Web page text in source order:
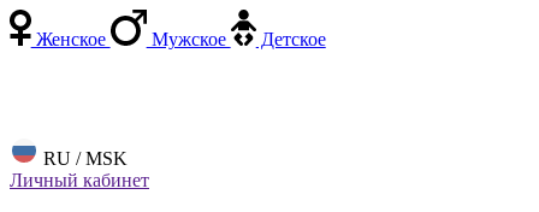
Женское Мужское Детское
RU / MSK
Личный кабинет